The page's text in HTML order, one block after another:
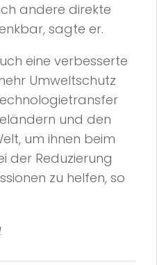
andere direkte
sagte er.
eine verbesserte
Umweltschutz
und den
um ihnen beim
der Reduzierung
zu helfen, so